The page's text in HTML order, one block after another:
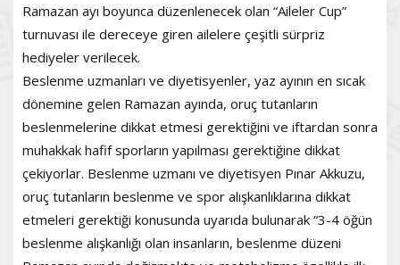
Ramazan ayı boyunca düzenlenecek olan “Aileler Cup”
turnuvası ile dereceye giren ailelere çeşitli sürpriz
hediyeler verilecek.
Beslenme uzmanları ve diyetisyenler, yaz ayının en sıcak
dönemine gelen Ramazan ayında, oruç tutanların
beslenmelerine dikkat etmesi gerektiğini ve iftardan sonra
muhakkak hafif sporların yapılması gerektiğine dikkat
çekiyorlar. Beslenme uzmanı ve diyetisyen Pınar Akkuzu,
oruç tutanların beslenme ve spor alışkanlıklarına dikkat
etmeleri gerektiği konusunda uyarıda bulunarak “3-4 öğün
beslenme alışkanlığı olan insanların, beslenme düzeni